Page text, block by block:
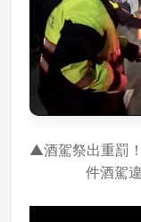
▲酒駕祭出重罰
件酒駕